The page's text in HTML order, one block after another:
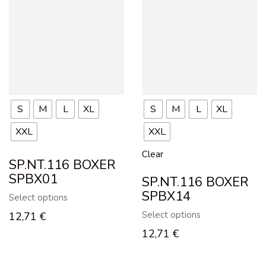
S M L
XL
XXL
SP.NT.116 BOXER
SPBX01
Select options
12,71 €
S M L
XL
XXL
Clear
SP.NT.116 BOXER
SPBX14
Select options
12,71 €